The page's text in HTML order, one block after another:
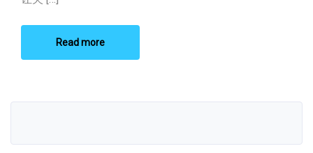
Read more